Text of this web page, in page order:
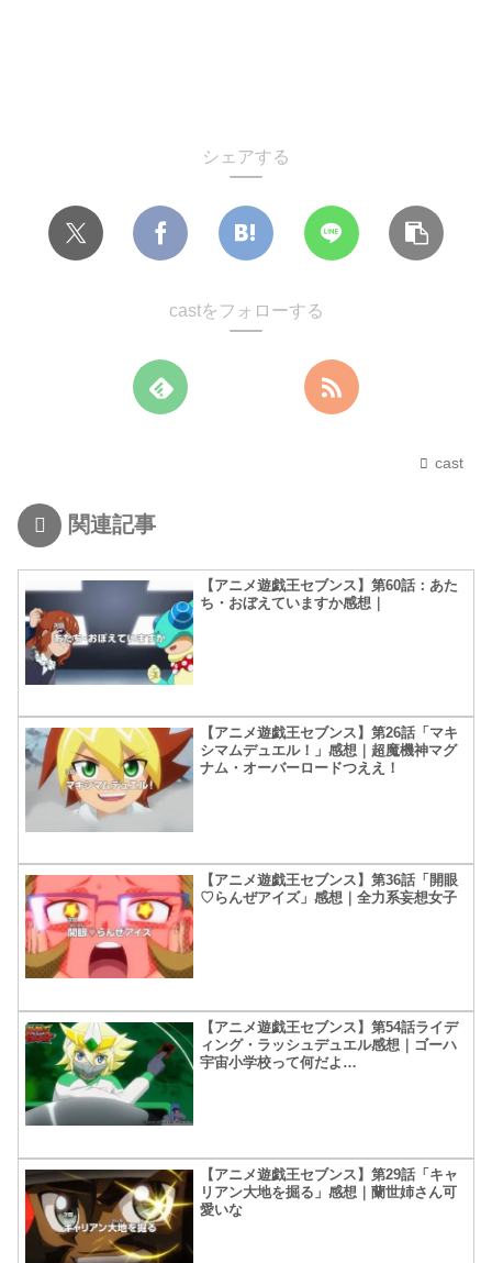
シェアする
castをフォローする
cast
関連記事
【アニメ遊戯王セブンス】第60話：あた
ち・おぼえていますか感想｜
【アニメ遊戯王セブンス】第26話「マキ
シマムデュエル！」感想｜超魔機神マグ
ナム・オーバーロードつええ！
【アニメ遊戯王セブンス】第36話「開眼
♡らんぜアイズ」感想｜全力系妄想女子
【アニメ遊戯王セブンス】第54話ライデ
ィング・ラッシュデュエル感想｜ゴーハ
宇宙小学校って何だよ…
【アニメ遊戯王セブンス】第29話「キャ
リアン大地を掘る」感想｜蘭世姉さん可
愛いな